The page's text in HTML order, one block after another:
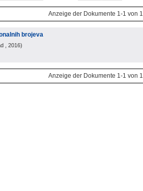
Anzeige der Dokumente 1-1 von 1
brojeva
, 2016)
Anzeige der Dokumente 1-1 von 1